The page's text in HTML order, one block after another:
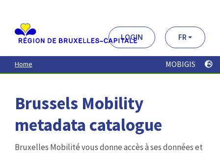
contenu
principal
LOGIN FR
Home MOBIGIS
Brussels Mobility
metadata catalogue
Bruxelles Mobilité vous donne accès à ses données et